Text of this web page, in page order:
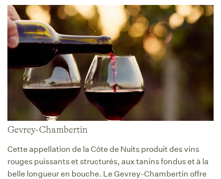
Gevrey-Chambertin
Cette appellation de la Côte de Nuits produit des vins
rouges puissants et structurés, aux tanins fondus et à la
belle longueur en bouche. Le Gevrey-Chambertin offre